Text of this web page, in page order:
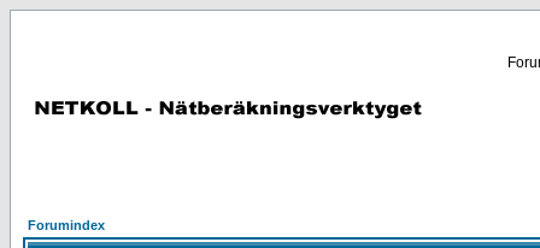
Forumindex